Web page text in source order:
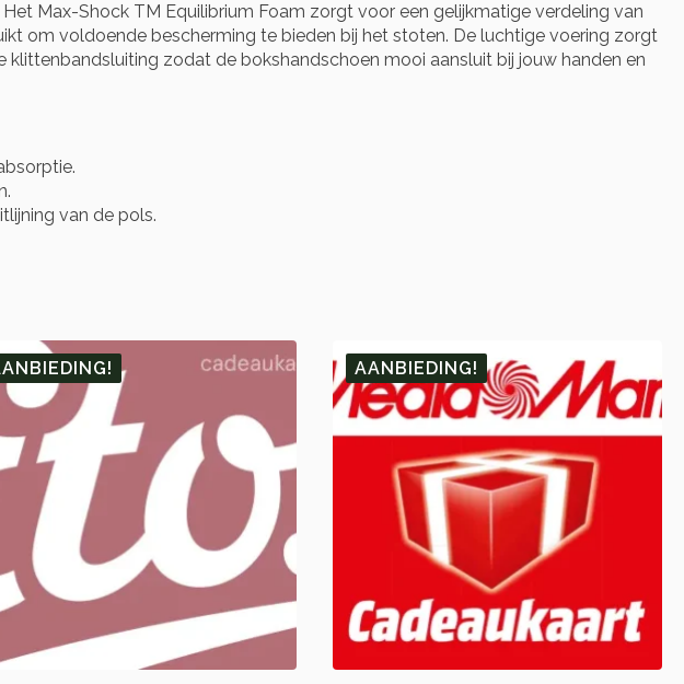
Het Max-Shock TM Equilibrium Foam zorgt voor een gelijkmatige verdeling van
om voldoende bescherming te bieden bij het stoten. De luchtige voering zorgt
zodat de bokshandschoen mooi aansluit bij jouw handen en
van de pols.
AANBIEDING!